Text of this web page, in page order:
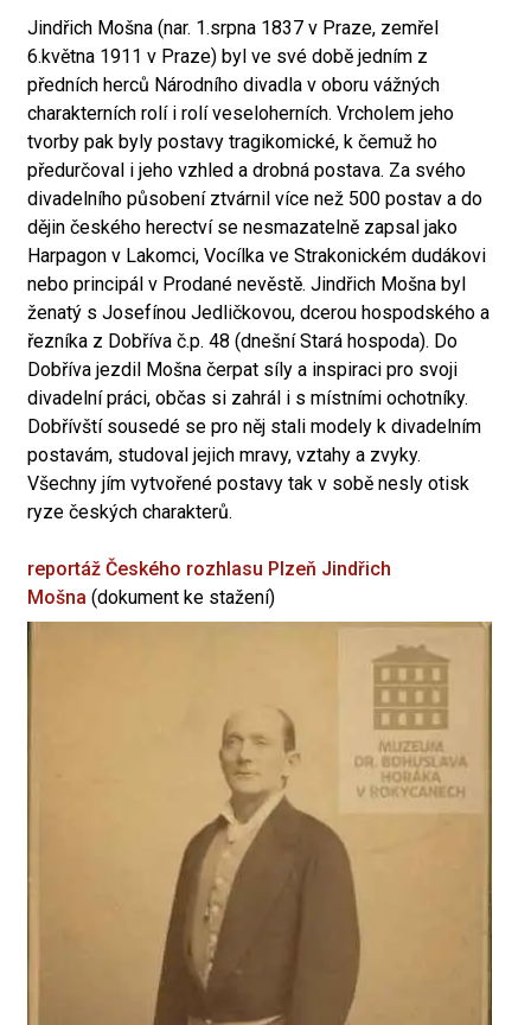
Jindřich Mošna (nar. 1.srpna 1837 v Praze, zemřel
6.května 1911 v Praze) byl ve své době jedním z
předních herců Národního divadla v oboru vážných
charakterních rolí i rolí veseloherních. Vrcholem jeho
tvorby pak byly postavy tragikomické, k čemuž ho
předurčoval i jeho vzhled a drobná postava. Za svého
divadelního působení ztvárnil více než 500 postav a do
dějin českého herectví se nesmazatelně zapsal jako
Harpagon v Lakomci, Vocílka ve Strakonickém dudákovi
nebo principál v Prodané nevěstě. Jindřich Mošna byl
ženatý s Josefínou Jedličkovou, dcerou hospodského a
řezníka z Dobříva č.p. 48 (dnešní Stará hospoda). Do
Dobříva jezdil Mošna čerpat síly a inspiraci pro svoji
divadelní práci, občas si zahrál i s místními ochotníky.
Dobřívští sousedé se pro něj stali modely k divadelním
postavám, studoval jejich mravy, vztahy a zvyky.
Všechny jím vytvořené postavy tak v sobě nesly otisk
ryze českých charakterů.
reportáž Českého rozhlasu Plzeň Jindřich
Mošna (dokument ke stažení)